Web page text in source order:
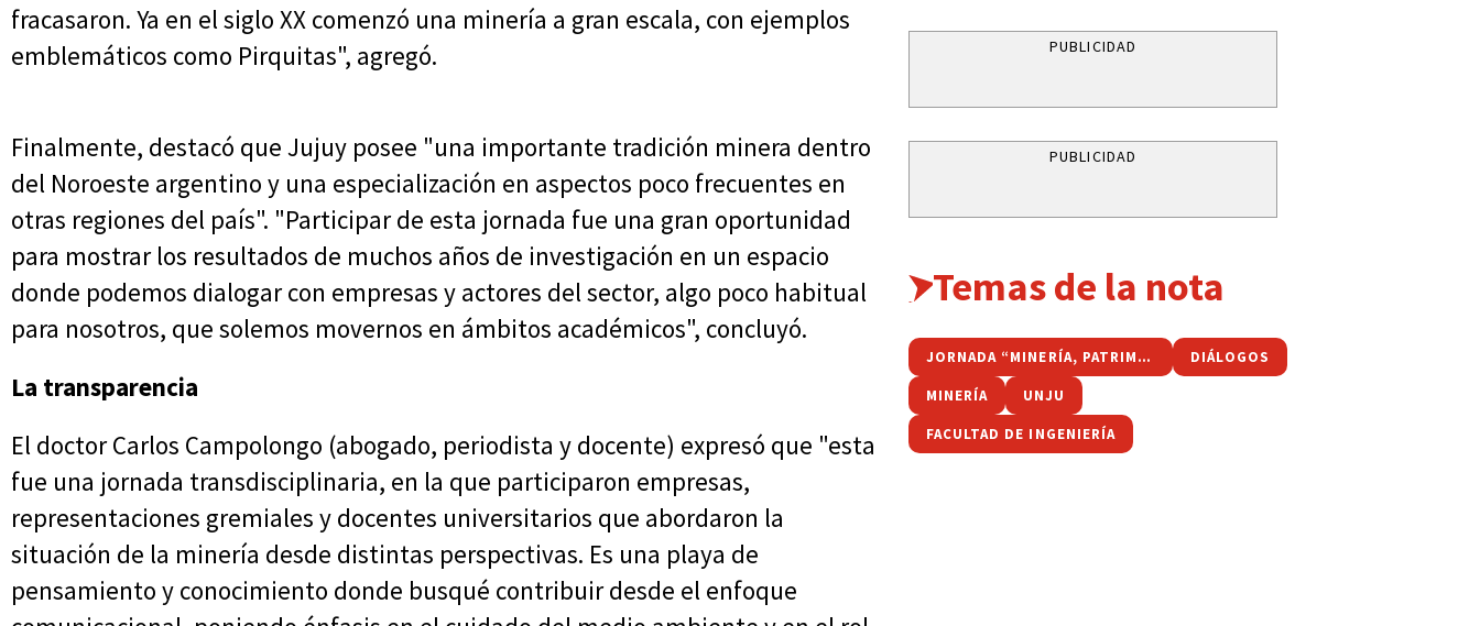
fracasaron. Ya en el siglo XX comenzó una minería a gran escala, con ejemplos
emblemáticos como Pirquitas", agregó.
Finalmente, destacó que Jujuy posee "una importante tradición minera dentro
del Noroeste argentino y una especialización en aspectos poco frecuentes en
otras regiones del país". "Participar de esta jornada fue una gran oportunidad
para mostrar los resultados de muchos años de investigación en un espacio
donde podemos dialogar con empresas y actores del sector, algo poco habitual
para nosotros, que solemos movernos en ámbitos académicos", concluyó.
La transparencia
El doctor Carlos Campolongo (abogado, periodista y docente) expresó que "esta
fue una jornada transdisciplinaria, en la que participaron empresas,
representaciones gremiales y docentes universitarios que abordaron la
situación de la minería desde distintas perspectivas. Es una playa de
pensamiento y conocimiento donde busqué contribuir desde el enfoque
PUBLICIDAD
PUBLICIDAD
Temas de la nota
JORNADA “MINERÍA, PATRIMONIO Y COMUNIDAD” DIÁLOGOS
MINERÍA UNJU
FACULTAD DE INGENIERÍA